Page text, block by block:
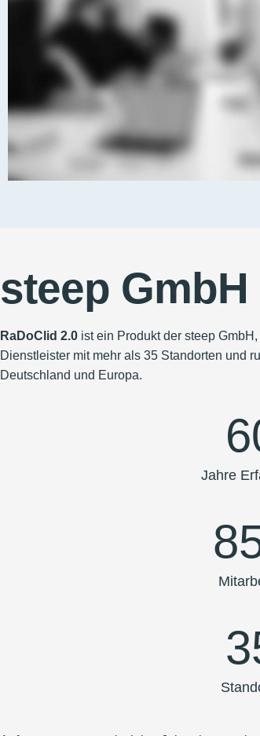
steep GmbH
RaDoClid 2.0 ist ein Produkt der steep
Dienstleister mit mehr als 35 Standorten und
Deutschland und Europa.
Jahre